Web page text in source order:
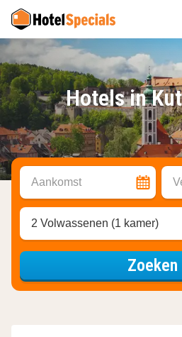
Hotels in
Aankomst
2 Volwassenen (1 kamer)
Zoeken